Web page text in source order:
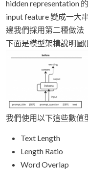
hidden representation
input feature 變成一大
邊我們採用第二種做法
下面是模型架構說明圖
我們使用以下這些數值
Text Length
Length Ratio
Word Overlap